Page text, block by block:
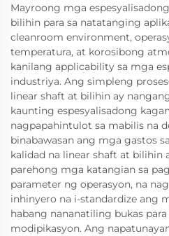
Mayroong mga
bilihin para sa natatanging
cleanroom environment,
temperatura, at korosibong
kanilang applicability sa mga
industriya. Ang simpleng
linear shaft at bilihin ay
kaunting espesyalisadong
nagpapahintulot sa mabilis na
binabawasan ang mga gastos
kalidad na linear shaft at bilihin
parehong mga katangian sa
parameter ng operasyon, na
inhinyero na i-standardize ang
habang nananatiling bukas
modipikasyon. Ang